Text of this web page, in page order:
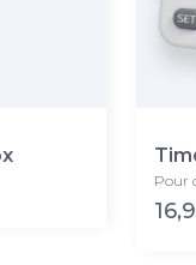
Pour